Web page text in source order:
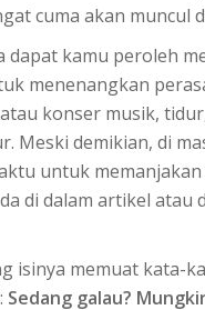
cuma akan muncul
dapat kamu peroleh
menenangkan
konser musik,
Meski demikian, di
untuk
di dalam artikel
isinya memuat kata-
Sedang galau?